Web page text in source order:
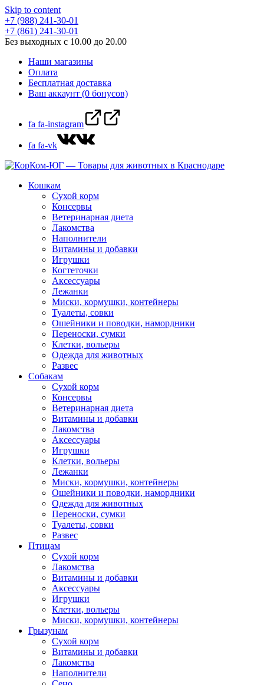
Skip to content
+7 (988) 241-30-01
+7 (861) 241-30-01
Без выходных с 10.00 до 20.00
Наши магазины
Оплата
Бесплатная доставка
Ваш аккаунт (0 бонусов)
fa fa-instagram
fa fa-vk
Кошкам
Сухой корм
Консервы
Ветеринарная диета
Лакомства
Наполнители
Витамины и добавки
Игрушки
Когтеточки
Аксессуары
Лежанки
Миски, кормушки, контейнеры
Туалеты, совки
Ошейники и поводки, намордники
Переноски, сумки
Клетки, вольеры
Одежда для животных
Развес
Собакам
Сухой корм
Консервы
Ветеринарная диета
Витамины и добавки
Лакомства
Аксессуары
Игрушки
Клетки, вольеры
Лежанки
Миски, кормушки, контейнеры
Ошейники и поводки, намордники
Одежда для животных
Переноски, сумки
Туалеты, совки
Развес
Птицам
Сухой корм
Лакомства
Витамины и добавки
Аксессуары
Игрушки
Клетки, вольеры
Миски, кормушки, контейнеры
Грызунам
Сухой корм
Витамины и добавки
Лакомства
Наполнители